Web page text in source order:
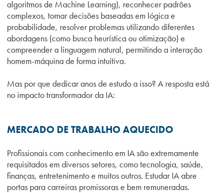
algoritmos de Machine Learning), reconhecer padrões
complexos, tomar decisões baseadas em lógica e
probabilidade, resolver problemas utilizando diferentes
abordagens (como busca heurística ou otimização) e
compreender a linguagem natural, permitindo a interação
homem-máquina de forma intuitiva.
Mas por que dedicar anos de estudo a isso? A resposta está
no impacto transformador da IA:
MERCADO DE TRABALHO AQUECIDO
Profissionais com conhecimento em IA são extremamente
requisitados em diversos setores, como tecnologia, saúde,
finanças, entretenimento e muitos outros. Estudar IA abre
portas para carreiras promissoras e bem remuneradas.